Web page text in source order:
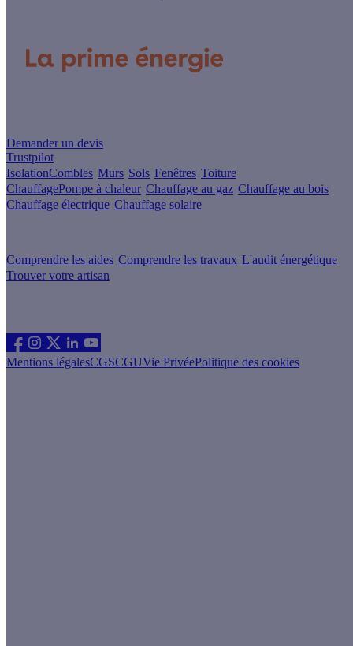
Demander un devis
Trustpilot
IsolationCombles Murs Sols Fenêtres Toiture
ChauffagePompe à chaleur Chauffage au gaz Chauffage au bois
Chauffage électrique Chauffage solaire
Comprendre les aides Comprendre les travaux L'audit énergétique
Trouver votre artisan
Mentions légalesCGSCGUVie PrivéePolitique des cookies